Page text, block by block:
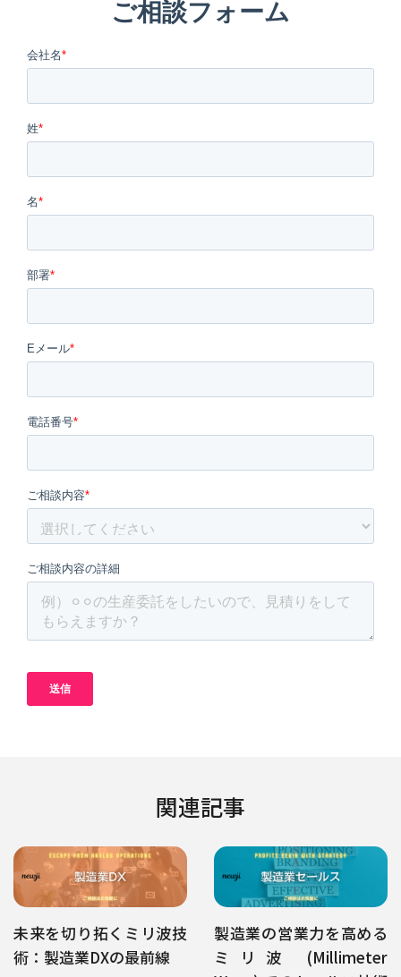
関連記事
未来を切り拓くミリ波技
術：製造業DXの最前線
製造業の営業力を高める
ミリ波 (Millimeter